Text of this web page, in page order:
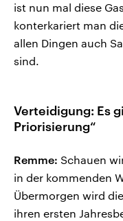
ist nun mal diese
konterkariert man
allen Dingen auch
sind.
Verteidigung: Es
Priorisierung“
Remme: Schauen
in der kommenden
Übermorgen wird
ihren ersten